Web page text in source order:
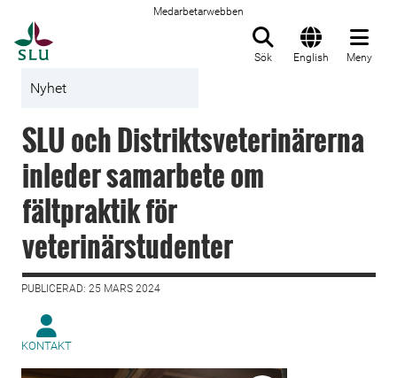
Medarbetarwebben
Sök English Meny
Nyhet
SLU och Distriktsveterinärerna
inleder samarbete om
fältpraktik för
veterinärstudenter
PUBLICERAD: 25 MARS 2024
KONTAKT